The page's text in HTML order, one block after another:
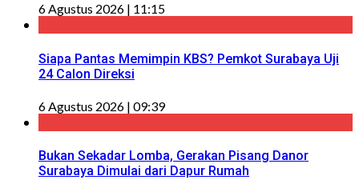
6 Agustus 2026 | 11:15
Siapa Pantas Memimpin KBS? Pemkot Surabaya Uji
24 Calon Direksi
6 Agustus 2026 | 09:39
Bukan Sekadar Lomba, Gerakan Pisang Danor
Surabaya Dimulai dari Dapur Rumah